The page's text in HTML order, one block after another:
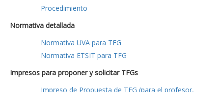
Procedimiento
Normativa detallada
Normativa UVA para TFG
Normativa ETSIT para TFG
Impresos para proponer y solicitar TFGs
Impreso de Propuesta de TFG (para el profesor,